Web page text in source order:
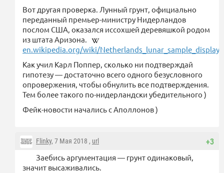
Вот другая проверка. Лунный грунт, официально
переданный премьер-министру Нидерландов
послом США, оказался иссохшей деревяшкой родом
из штата Аризона.
en.wikipedia.org/wiki/Netherlands_lunar_sample_displays
Как учил Карл Поппер, сколько ни подтверждай
гипотезу — достаточно всего одного безусловного
опровержения, чтобы обнулить все подтверждения.
Тем более такого по-нидерландски убедительного )
Фейк-новости начались с Аполлонов )
+3
Flinky, 7 Мая 2018 , url
Заебись аргументация — грунт одинаковый,
значит высаживались.